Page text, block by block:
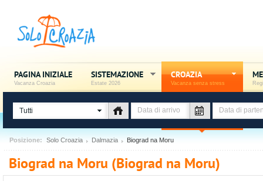
PAGINA INIZIALE
Vacanza Croazia
SISTEMAZIONE
Estate 2026
CROAZIA
Vacanza senza stress
Tutti
Posizione: Solo Croazia Dalmazia Biograd na Moru
Biograd na Moru (Biograd na Moru)